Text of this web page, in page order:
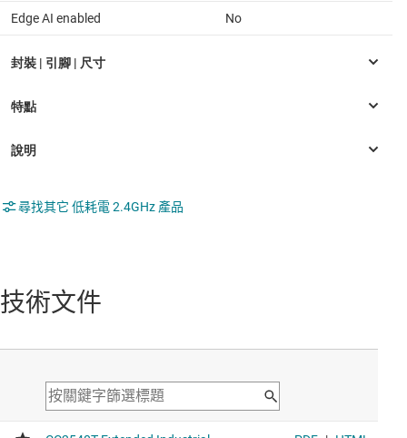
Edge AI enabled No
尋找其它 低耗電 2.4GHz 產品
技術文件